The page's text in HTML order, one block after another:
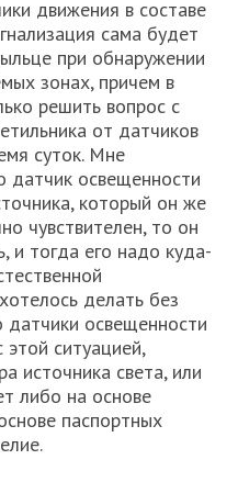
движения в составе
сама будет
при обнаружении
зонах, причем в
решить вопрос с
от датчиков
суток. Мне
датчик освещенности
который он же
чувствителен, то он
и тогда его надо куда-
делать без
освещенности
этой ситуацией,
источника света, или
либо на основе
паспортных